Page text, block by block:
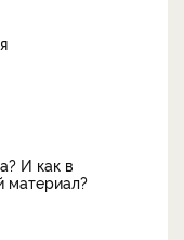
И как в
материал?